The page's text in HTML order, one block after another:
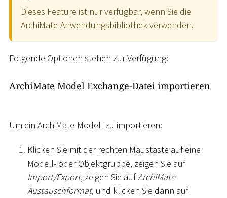
Dieses Feature ist nur verfügbar, wenn Sie die
ArchiMate-Anwendungsbibliothek verwenden.
Folgende Optionen stehen zur Verfügung:
ArchiMate Model Exchange-Datei importieren
Um ein ArchiMate-Modell zu importieren:
Klicken Sie mit der rechten Maustaste auf eine
Modell- oder Objektgruppe, zeigen Sie auf
Import/Export, zeigen Sie aufArchiMate
Austauschformat, und klicken Sie dann auf